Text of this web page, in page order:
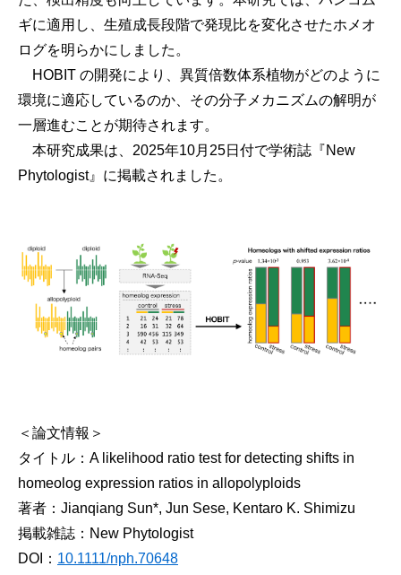
ギに適用し、生殖成長段階で発現比を変化させたホメオ
ログを明らかにしました。
HOBIT の開発により、異質倍数体系植物がどのように
環境に適応しているのか、その分子メカニズムの解明が
一層進むことが期待されます。
本研究成果は、2025年10月25日付で学術誌『New
Phytologist』に掲載されました。
＜論文情報＞
タイトル：A likelihood ratio test for detecting shifts in
homeolog expression ratios in allopolyploids
著者：Jianqiang Sun*, Jun Sese, Kentaro K. Shimizu
掲載雑誌：New Phytologist
DOI： 10.1111/nph.70648